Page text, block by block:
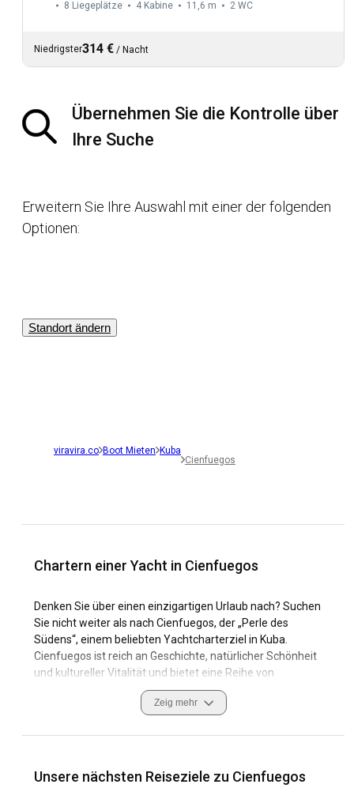
8 Liegeplätze 4 Kabine 11,6 m 2 WC
Niedrigster314 € / Nacht
Übernehmen Sie die Kontrolle über
Ihre Suche
Erweitern Sie Ihre Auswahl mit einer der folgenden
Optionen:
Standort ändern
viravira.co Boot Mieten Kuba
Cienfuegos
Chartern einer Yacht in Cienfuegos
Denken Sie über einen einzigartigen Urlaub nach? Suchen
Sie nicht weiter als nach Cienfuegos, der „Perle des
Südens“, einem beliebten Yachtcharterziel in Kuba.
Cienfuegos ist reich an Geschichte, natürlicher Schönheit
und kultureller Vitalität und bietet eine Reihe von
Erlebnissen für Reisende und Segelbegeisterte. Von der
zum UNESCO-Weltkulturerbe gehörenden Altstadt bis hin
maritimen Möglichkeiten. Mit über 90 Meilen schiffbaren
Zeig mehr
Unsere nächsten Reiseziele zu Cienfuegos